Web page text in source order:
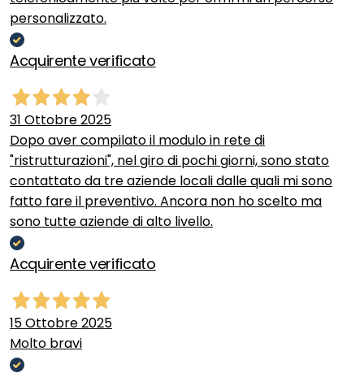
personalizzato.
Acquirente verificato
31 Ottobre 2025
Dopo aver compilato il modulo in rete di
"ristrutturazioni", nel giro di pochi giorni, sono stato
contattato da tre aziende locali dalle quali mi sono
fatto fare il preventivo. Ancora non ho scelto ma
sono tutte aziende di alto livello.
Acquirente verificato
15 Ottobre 2025
Molto bravi